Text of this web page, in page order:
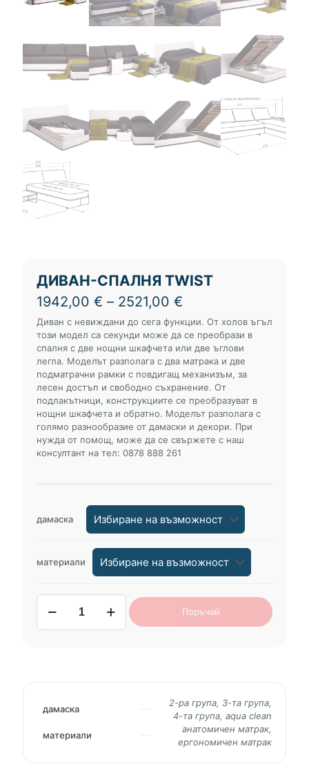
ДИВАН-СПАЛНЯ TWIST
1942,00 € – 2521,00 €
1942,00 €
through
2521,00 €
Диван с невиждани до сега функции. От холов ъгъл
този модел са секунди може да се преобрази в
спалня с две нощни шкафчета или две ъглови
легла. Моделът разполага с два матрака и две
подматрачни рамки с повдигащ механизъм, за
лесен достъп и свободно съхранение. От
подлакътници, конструкциите се преобразуват в
нощни шкафчета и обратно. Моделът разполага с
голямо разнообразие от дамаски и декори. При
нужда от помощ, може да се свържете с наш
консултант на тел: 0878 888 261
дамаска
материали
Поръчай
дамаска
2-ра група, 3-та група,
4-та група, aqua clean
материали
анатомичен матрак,
ергономичен матрак